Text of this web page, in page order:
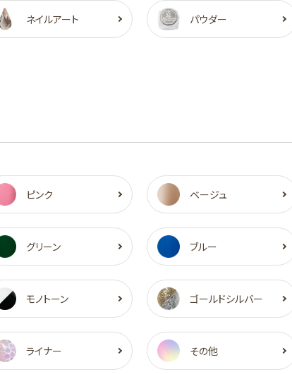
ネイルアート パウダー
ピンク ベージュ
グリーン ブルー
モノトーン ゴールドシルバー
ライナー その他